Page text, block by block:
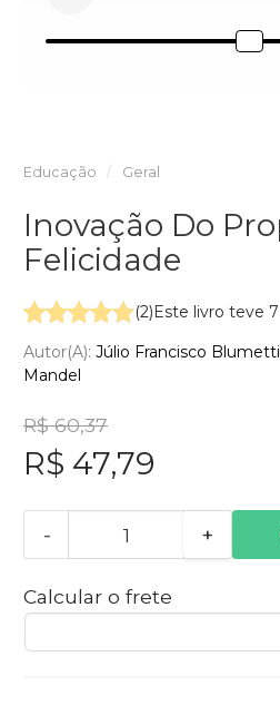
Educação Geral
Inovação Do
Felicidade
(2)Este livro teve
Autor(a): Júlio Francisco
Mandel
R$ 60,37
R$ 47,79
- +
Calcular o frete